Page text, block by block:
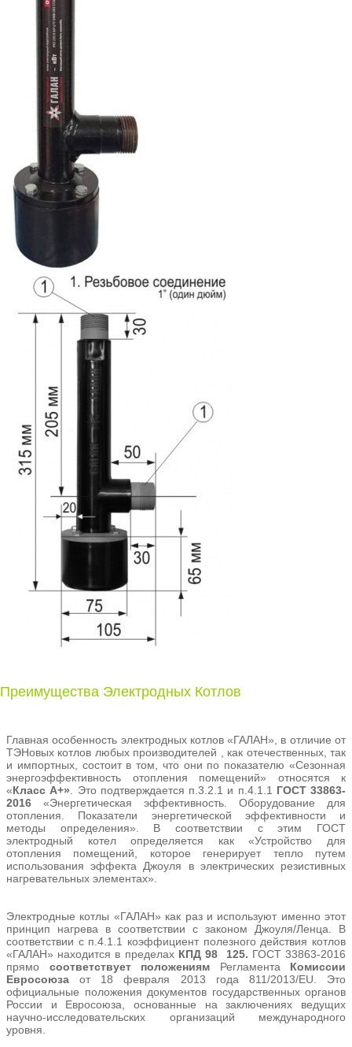
Преимущества Электродных Котлов
Главная особенность электродных котлов «ГАЛАН», в отличие от
ТЭНовых котлов любых производителей , как отечественных, так
и импортных, состоит в том, что они по показателю «Сезонная
энергоэффективность отопления помещений» относятся к
«Класс А+» . Это подтверждается п.3.2.1 и п.4.1.1 ГОСТ 33863-
2016 «Энергетическая эффективность. Оборудование для
отопления. Показатели энергетической эффективности и
методы определения». В соответствии с этим ГОСТ
электродный котел определяется как «Устройство для
отопления помещений, которое генерирует тепло путем
использования эффекта Джоуля в электрических резистивных
нагревательных элементах».
Электродные котлы «ГАЛАН» как раз и используют именно этот
принцип нагрева в соответствии с законом Джоуля/Ленца. В
соответствии с п.4.1.1 коэффициент полезного действия котлов
«ГАЛАН» находится в пределах КПД98 125. ГОСТ 33863-2016
прямо соответствует положениям Регламента Комиссии
Евросоюза от 18 февраля 2013 года 811/2013/EU. Это
официальные положения документов государственных органов
России и Евросоюза, основанные на заключениях ведущих
научно-исследовательских организаций международного
уровня.